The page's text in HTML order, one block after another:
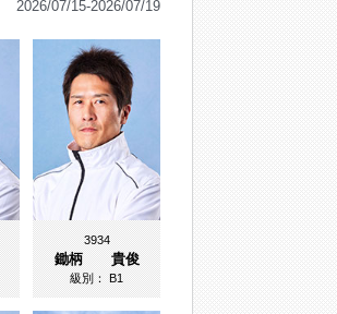
2026/07/15-2026/07/19
3934
鋤柄 貴俊
級別：B1